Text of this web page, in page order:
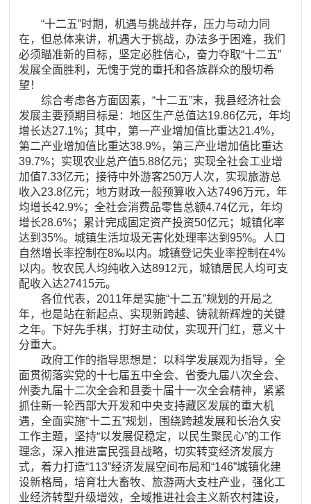
“十二五”时期，机遇与挑战并存，压力与动力同
在，但总体来讲，机遇大于挑战，办法多于困难，我们
必须瞄准新的目标，坚定必胜信心，奋力夺取“十二五”
发展全面胜利，无愧于党的重托和各族群众的殷切希
望！
综合考虑各方面因素，“十二五”末，我县经济社会
发展主要预期目标是：地区生产总值达19.86亿元，年均
增长达27.1%；其中，第一产业增加值比重达21.4%，
第二产业增加值比重达38.9%，第三产业增加值比重达
39.7%；实现农业总产值5.88亿元；实现全社会工业增
加值7.33亿元；接待中外游客250万人次，实现旅游总
收入23.8亿元；地方财政一般预算收入达7496万元，年
均增长42.9%；全社会消费品零售总额4.74亿元，年均
增长28.6%；累计完成固定资产投资50亿元；城镇化率
达到35%。城镇生活垃圾无害化处理率达到95%。人口
自然增长率控制在8‰以内。城镇登记失业率控制在4%
以内。牧农民人均纯收入达8912元，城镇居民人均可支
配收入达27415元。
各位代表，2011年是实施“十二五”规划的开局之
年，也是站在新起点、实现新跨越、铸就新辉煌的关键
之年。下好先手棋，打好主动仗，实现开门红，意义十
分重大。
政府工作的指导思想是：以科学发展观为指导，全
面贯彻落实党的十七届五中全会、省委九届八次全会、
州委九届十二次全会和县委十届十一次全会精神，紧紧
抓住新一轮西部大开发和中央支持藏区发展的重大机
遇，全面实施“十二五”规划，围绕跨越发展和长治久安
工作主题，坚持“以发展促稳定，以民生聚民心”的工作
理念，深入推进富民强县战略，切实转变经济发展方
式，着力打造“113”经济发展空间布局和“146”城镇化建
设新格局，培育壮大畜牧、旅游两大支柱产业，强化工
业经济转型升级增效，全域推进社会主义新农村建设，